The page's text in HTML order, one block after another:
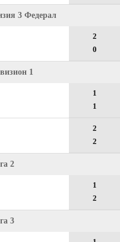
3 Федерал
2
0
1
1
1
2
2
2
1
2
3